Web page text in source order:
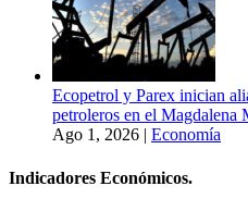
Ecopetrol y Parex inician
petroleros en el Magdalena
Ago 1, 2026 | Economía
Indicadores Económicos.